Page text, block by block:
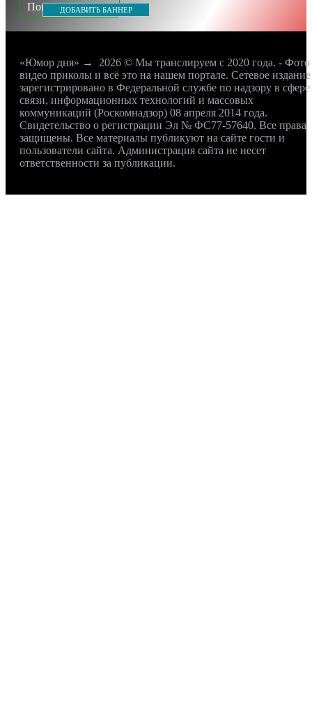
Показать все теги
ДОБАВИТЬ БАННЕР
«Юмор дня» → 2026 © Мы транслируем с 2020 года. -
видео приколы и всё это на нашем портале. Сетевое издание
зарегистрировано в Федеральной службе по надзору в сфере
связи, информационных технологий и массовых
коммуникаций (Роскомнадзор) 08 апреля 2014 года.
Свидетельство о регистрации Эл № ФС77-57640. Все права
защищены. Все материалы публикуют на сайте гости и
пользователи сайта. Администрация сайта не несет
ответственности за публикации.